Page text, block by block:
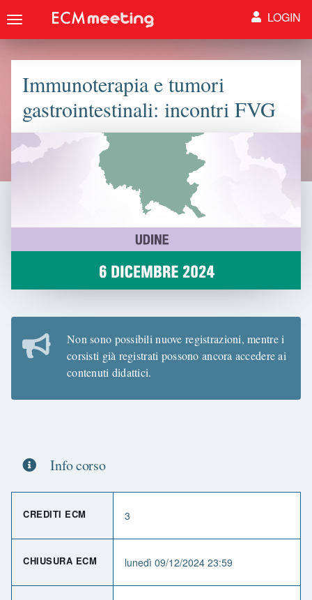
Immunoterapia e tumori
gastrointestinali: incontri FVG
Toggle
LOGIN
Info corso
CREDITI ECM 3
CHIUSURA ECM lunedì 09/12/2024 23:59
Non sono possibili nuove registrazioni, mentre i
corsisti già registrati possono ancora accedere ai
contenuti didattici.